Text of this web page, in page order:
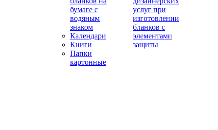
бумаге с
водяным
знаком
Календари
Книги
Папки
картонные
услуг при
изготовлении
бланков с
элементами
защиты